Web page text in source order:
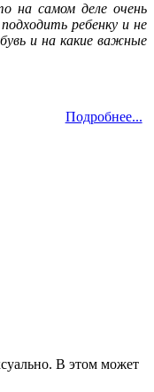
на самом деле очень
ребенку и не
и на какие важные
Подробнее...
В этом может